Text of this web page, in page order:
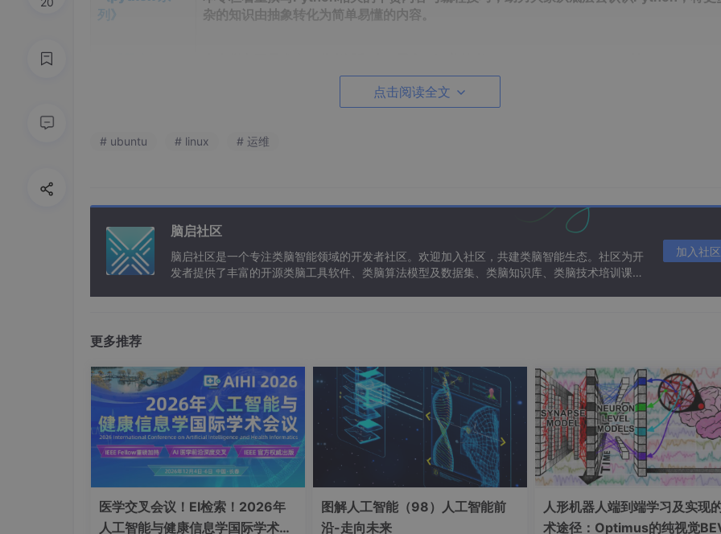
列》
杂的知识由抽象转化为简单易懂的内容。
一、Anaconda简介
Anaconda是一个开源的Python发行版本，集成了180+科学计算库，内置conda包管理工具，支持跨平台环境
离。特别适合数据科学、机器学习等领域的开发需求。
二、准备工作
点击阅读全文
# ubuntu # linux # 运维
脑启社区
脑启社区是一个专注类脑智能领域的开发者社区。欢迎加入社区，共建类脑智能生态。社区为开
发者提供了丰富的开源类脑工具软件、类脑算法模型及数据集、类脑知识库、类脑技术培训课程
加入社区
更多推荐
医学交叉会议！EI检索！2026年
人工智能与健康信息学国际学术会
图解人工智能（98）人工智能前
沿-走向未来
人形机器人端到端学习及实现
术途径：Optimus的纯视觉